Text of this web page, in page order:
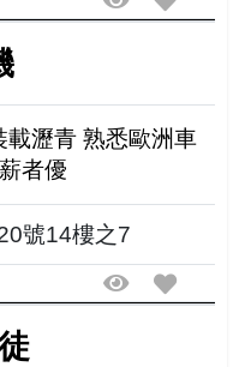
瀝青 熟悉歐洲車
者優
號14樓之7